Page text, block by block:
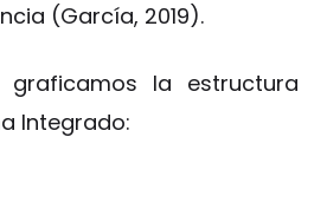
(García, 2019).
graficamos la estructura
Integrado: